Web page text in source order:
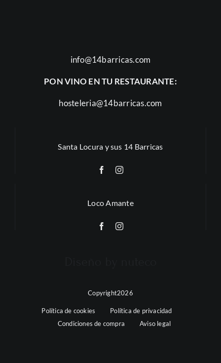
info@14barricas.com
PON VINO EN TU RESTAURANTE:
hosteleria@14barricas.com
Santa Locura y sus 14 Barricas
Loco Amante
Copyright2026
Política de cookies
Política de privacidad
Condiciones de compra
Aviso legal